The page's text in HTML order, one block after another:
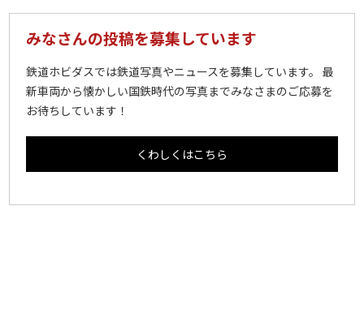
みなさんの投稿を募集しています
鉄道ホビダスでは鉄道写真やニュースを募集しています。 最
新車両から懐かしい国鉄時代の写真までみなさまのご応募を
お待ちしています！
くわしくはこちら